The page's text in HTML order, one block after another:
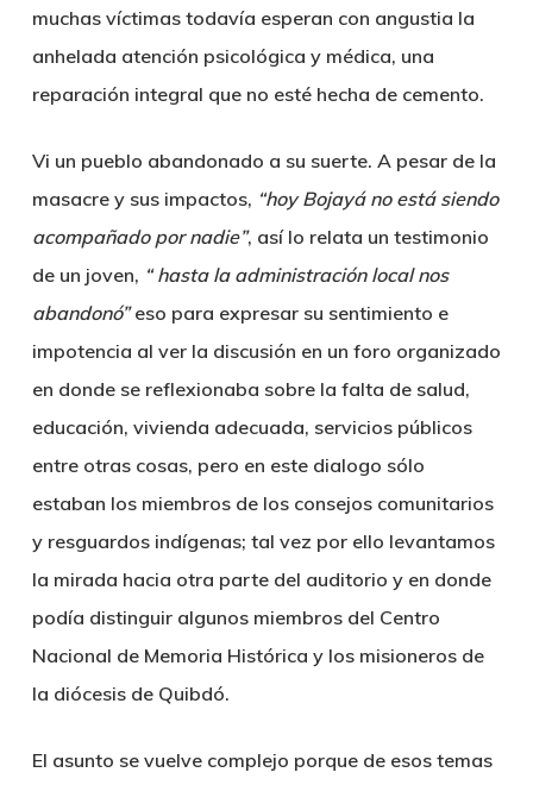
muchas víctimas todavía esperan con angustia la
anhelada atención psicológica y médica, una
reparación integral que no esté hecha de cemento.
Vi un pueblo abandonado a su suerte. A pesar de la
masacre y sus impactos, “hoy Bojayá no está siendo
acompañado por nadie”, así lo relata un testimonio
de un joven, “ hasta la administración local nos
abandonó” eso para expresar su sentimiento e
impotencia al ver la discusión en un foro organizado
en donde se reflexionaba sobre la falta de salud,
educación, vivienda adecuada, servicios públicos
entre otras cosas, pero en este dialogo sólo
estaban los miembros de los consejos comunitarios
y resguardos indígenas; tal vez por ello levantamos
la mirada hacia otra parte del auditorio y en donde
podía distinguir algunos miembros del Centro
Nacional de Memoria Histórica y los misioneros de
la diócesis de Quibdó.
El asunto se vuelve complejo porque de esos temas